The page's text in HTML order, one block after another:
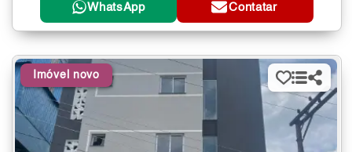
WhatsApp Contatar
Imóvel novo